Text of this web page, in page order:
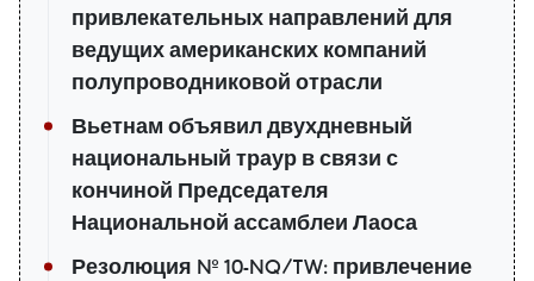
привлекательных направлений для
ведущих американских компаний
полупроводниковой отрасли
Вьетнам объявил двухдневный
национальный траур в связи с
кончиной Председателя
Национальной ассамблеи Лаоса
Резолюция № 10-NQ/TW: привлечение